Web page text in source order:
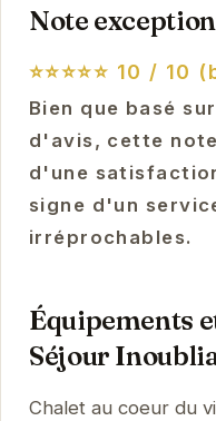
Note
⭐⭐⭐⭐⭐ 10 / 10
Bien que basé
d'avis, cette
d'une
signe d'un
irréprochables.
Équipements
Séjour
Chalet au coeur du